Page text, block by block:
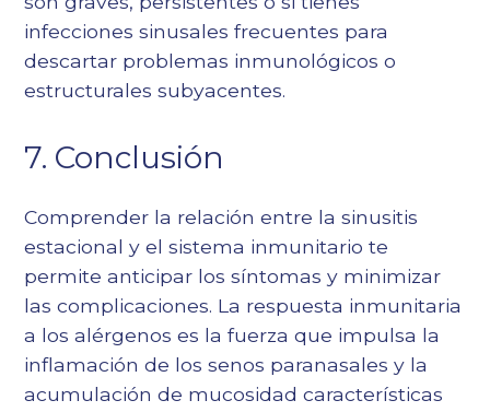
infecciones sinusales frecuentes para
descartar problemas inmunológicos o
estructurales subyacentes.
7. Conclusión
Comprender la relación entre la sinusitis
estacional y el sistema inmunitario te
permite anticipar los síntomas y minimizar
las complicaciones. La respuesta inmunitaria
a los alérgenos es la fuerza que impulsa la
inflamación de los senos paranasales y la
acumulación de mucosidad características